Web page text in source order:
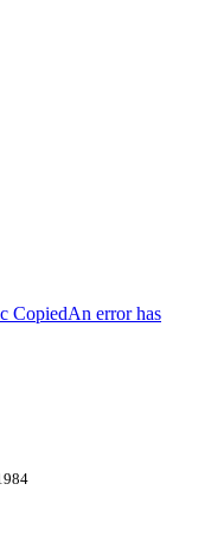
CopiedAn error has